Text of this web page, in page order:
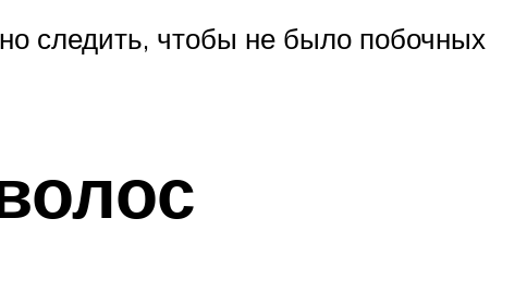
следить, чтобы не было побочных